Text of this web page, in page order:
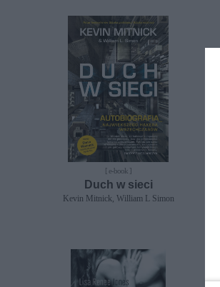
[ e-book ]
Duch w sieci
Kevin Mitnick, William L Simon